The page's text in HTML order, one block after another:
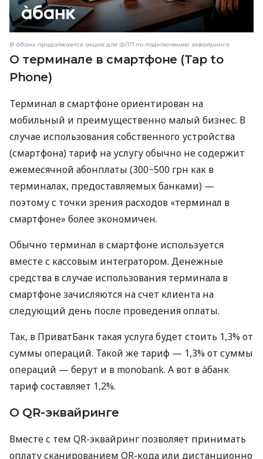
В àбанк продолжается акция для ФЛП по подключению эквайринга
О терминале в смартфоне (Tap to
Phone)
Терминал в смартфоне ориентирован на
мобильный и преимущественно малый бизнес. В
случае использования собственного устройства
(смартфона) тариф на услугу обычно не содержит
ежемесячной абонплаты (300−500 грн как в
терминалах, предоставляемых банками) —
поэтому с точки зрения расходов «терминал в
смартфоне» более экономичен.
Обычно терминал в смартфоне используется
вместе с кассовым интегратором. Денежные
средства в случае использования терминала в
смартфоне зачисляются на счет клиента на
следующий день после проведения оплаты.
Так, в ПриватБанк такая услуга будет стоить 1,3% от
суммы операций. Такой же тариф — 1,3% от суммы
операций — берут и в monobank. А вот в àбанк
тариф составляет 1,2%.
О QR-эквайринге
Вместе с тем QR-эквайринг позволяет принимать
оплату сканированием QR-кода или дистанционно